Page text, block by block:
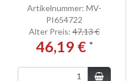
Artikelnummer: MV-
PI654722
Alter Preis: 47,13 €
46,19 € *